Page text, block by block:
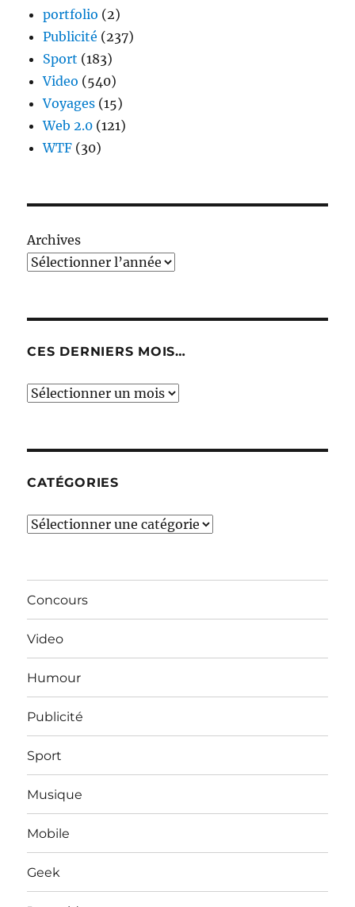
portfolio (2)
Publicité (237)
Sport (183)
Video (540)
Voyages (15)
Web 2.0 (121)
WTF (30)
Archives
CES DERNIERS MOIS…
Ces
CATÉGORIES
Catégories
Concours
Video
Humour
Publicité
Sport
Musique
Mobile
Geek